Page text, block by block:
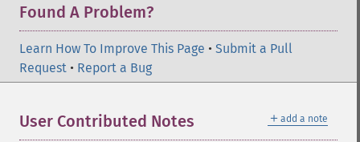
Found A Problem?
Learn How To Improve This Page • Submit a Pull
Request • Report a Bug
＋ add a note
User Contributed Notes